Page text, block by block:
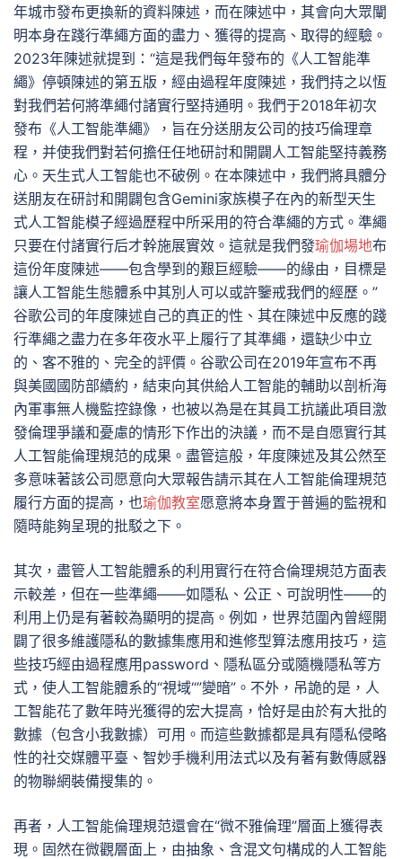
年城市發布更換新的資料陳述，而在陳述中，其會向大眾闡
明本身在踐行準繩方面的盡力、獲得的提高、取得的經驗。
2023年陳述就提到：“這是我們每年發布的《人工智能準
繩》停頓陳述的第五版，經由過程年度陳述，我們持之以恆
對我們若何將準繩付諸實行堅持通明。我們于2018年初次
發布《人工智能準繩》，旨在分送朋友公司的技巧倫理章
程，并使我們對若何擔任任地研討和開闢人工智能堅持義務
心。天生式人工智能也不破例。在本陳述中，我們將具體分
送朋友在研討和開闢包含Gemini家族模子在內的新型天生
式人工智能模子經過歷程中所采用的符合準繩的方式。準繩
只要在付諸實行后才幹施展實效。這就是我們發瑜伽場地布
這份年度陳述——包含學到的艱巨經驗——的緣由，目標是
讓人工智能生態體系中其別人可以或許鑒戒我們的經歷。”
谷歌公司的年度陳述自己的真正的性、其在陳述中反應的踐
行準繩之盡力在多年夜水平上履行了其準繩，還缺少中立
的、客不雅的、完全的評價。谷歌公司在2019年宣布不再
與美國國防部續約，結束向其供給人工智能的輔助以剖析海
內軍事無人機監控錄像，也被以為是在其員工抗議此項目激
發倫理爭議和憂慮的情形下作出的決議，而不是自愿實行其
人工智能倫理規范的成果。盡管這般，年度陳述及其公然至
多意味著該公司愿意向大眾報告請示其在人工智能倫理規范
履行方面的提高，也瑜伽教室愿意將本身置于普遍的監視和
隨時能夠呈現的批駁之下。
其次，盡管人工智能體系的利用實行在符合倫理規范方面表
示較差，但在一些準繩——如隱私、公正、可說明性——的
利用上仍是有著較為顯明的提高。例如，世界范圍內曾經開
闢了很多維護隱私的數據集應用和進修型算法應用技巧，這
些技巧經由過程應用password、隱私區分或隨機隱私等方
式，使人工智能體系的“視域“”變暗”。不外，吊詭的是，人
工智能花了數年時光獲得的宏大提高，恰好是由於有大批的
數據（包含小我數據）可用。而這些數據都是具有隱私侵略
性的社交媒體平臺、智妙手機利用法式以及有著有數傳感器
的物聯網裝備搜集的。
再者，人工智能倫理規范還會在“微不雅倫理”層面上獲得表
現。固然在微觀層面上，由抽象、含混文句構成的人工智能